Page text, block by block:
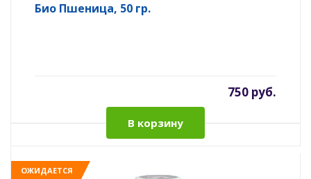
Био Пшеница, 50 гр.
750 руб.
В корзину
ОЖИДАЕТСЯ